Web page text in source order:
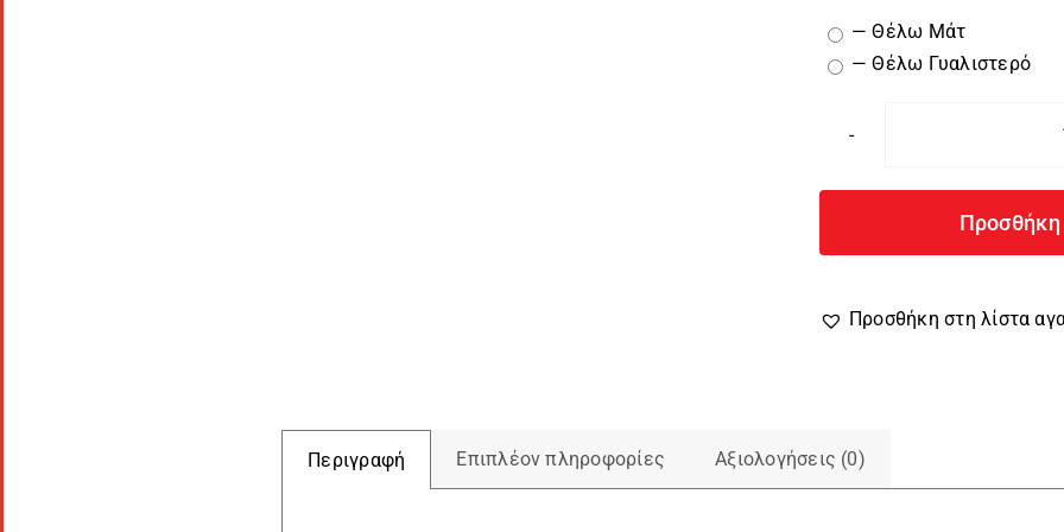
— Θέλω Μάτ
— Θέλω Γυαλιστερό
Προσθήκη
Προσθήκη στη λίστα
Περιγραφή Επιπλέον πληροφορίες Αξιολογήσεις (0)